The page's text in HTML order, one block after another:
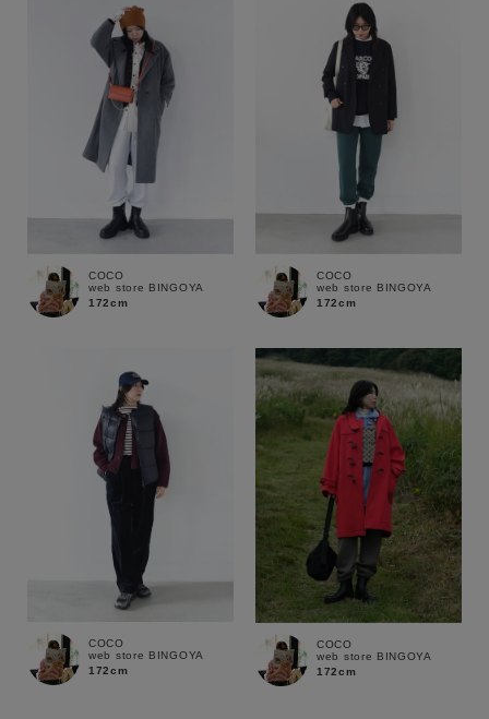
COCO
web store BINGOYA
172cm
COCO
web store BINGOYA
172cm
COCO
web store BINGOYA
172cm
COCO
web store BINGOYA
172cm